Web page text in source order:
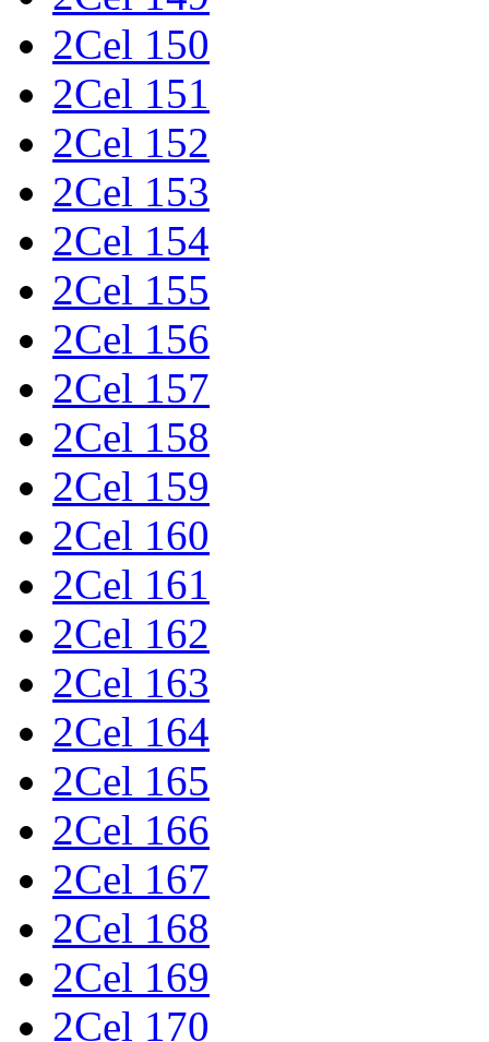
2Cel 150
2Cel 151
2Cel 152
2Cel 153
2Cel 154
2Cel 155
2Cel 156
2Cel 157
2Cel 158
2Cel 159
2Cel 160
2Cel 161
2Cel 162
2Cel 163
2Cel 164
2Cel 165
2Cel 166
2Cel 167
2Cel 168
2Cel 169
2Cel 170